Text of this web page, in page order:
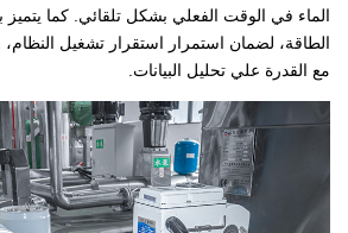
الماء في الوقت الفعلي بشكل تلقائي. كما
الطاقة، لضمان استمرار استقرار تشغيل
مع القدرة علي تحليل البيانات.